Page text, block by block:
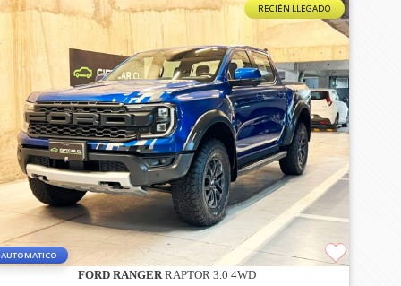
RECIÉN LLEGADO
AUTOMATICO
FORD RANGERRAPTOR 3.0 4WD